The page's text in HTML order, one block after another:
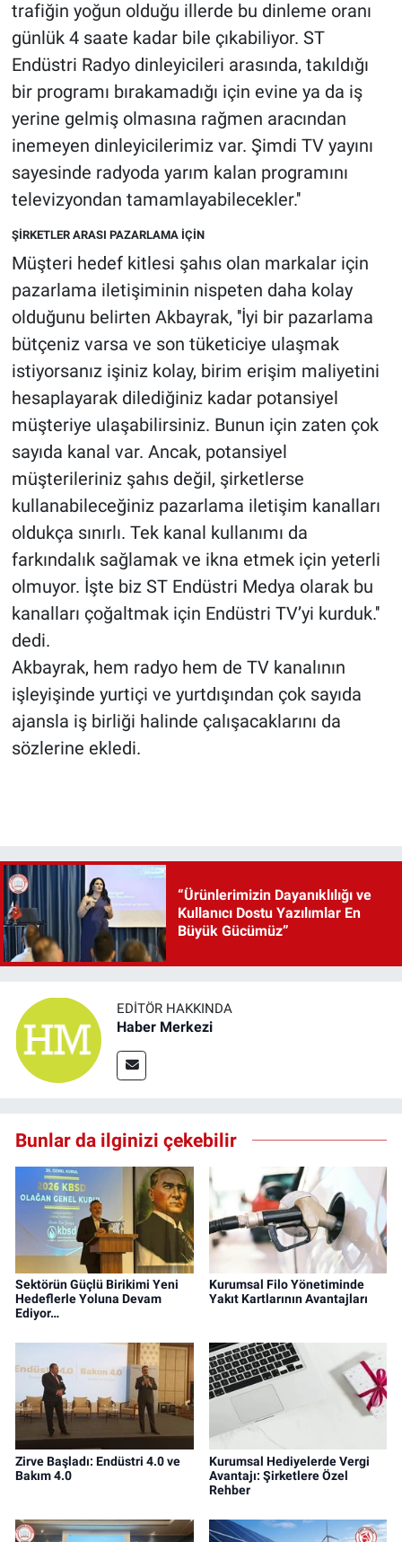
trafiğin yoğun olduğu illerde bu dinleme oranı
günlük 4 saate kadar bile çıkabiliyor. ST
Endüstri Radyo dinleyicileri arasında, takıldığı
bir programı bırakamadığı için evine ya da iş
yerine gelmiş olmasına rağmen aracından
inemeyen dinleyicilerimiz var. Şimdi TV yayını
sayesinde radyoda yarım kalan programını
televizyondan tamamlayabilecekler.''
ŞİRKETLER ARASI PAZARLAMA İÇİN
Müşteri hedef kitlesi şahıs olan markalar için
pazarlama iletişiminin nispeten daha kolay
olduğunu belirten Akbayrak, ''İyi bir pazarlama
bütçeniz varsa ve son tüketiciye ulaşmak
istiyorsanız işiniz kolay, birim erişim maliyetini
hesaplayarak dilediğiniz kadar potansiyel
müşteriye ulaşabilirsiniz. Bunun için zaten çok
sayıda kanal var. Ancak, potansiyel
müşterileriniz şahıs değil, şirketlerse
kullanabileceğiniz pazarlama iletişim kanalları
oldukça sınırlı. Tek kanal kullanımı da
farkındalık sağlamak ve ikna etmek için yeterli
olmuyor. İşte biz ST Endüstri Medya olarak bu
kanalları çoğaltmak için Endüstri TV’yi kurduk.''
dedi.
Akbayrak, hem radyo hem de TV kanalının
işleyişinde yurtiçi ve yurtdışından çok sayıda
ajansla iş birliği halinde çalışacaklarını da
sözlerine ekledi.
“Ürünlerimizin Dayanıklılığı ve
Kullanıcı Dostu Yazılımlar En
Büyük Gücümüz”
EDITÖR HAKKINDA
Haber Merkezi
Bunlar da ilginizi çekebilir
Sektörün Güçlü Birikimi Yeni
Hedeflerle Yoluna Devam
Ediyor…
Kurumsal Filo Yönetiminde
Yakıt Kartlarının Avantajları
Zirve Başladı: Endüstri 4.0 ve
Bakım 4.0
Kurumsal Hediyelerde Vergi
Avantajı: Şirketlere Özel
Rehber